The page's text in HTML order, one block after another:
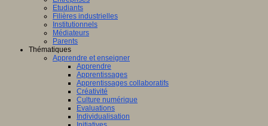
Etudiants
Filières industrielles
Institutionnels
Médiateurs
Parents
Thématiques
Apprendre et enseigner
Apprendre
Apprentissages
Apprentissages collaboratifs
Créativité
Culture numérique
Evaluations
Individualisation